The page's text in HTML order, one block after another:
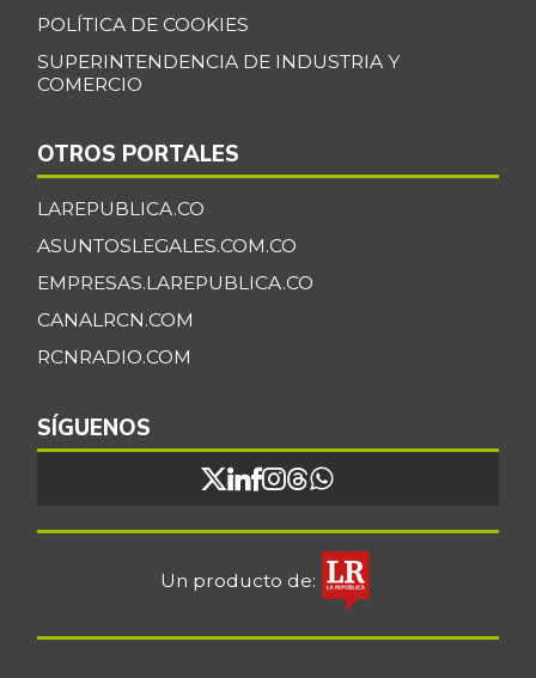
POLÍTICA DE COOKIES
SUPERINTENDENCIA DE INDUSTRIA Y
COMERCIO
OTROS PORTALES
LAREPUBLICA.CO
ASUNTOSLEGALES.COM.CO
EMPRESAS.LAREPUBLICA.CO
CANALRCN.COM
RCNRADIO.COM
SÍGUENOS
Un producto de: